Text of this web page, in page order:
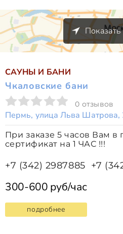
Показать
САУНЫ И БАНИ
Чкаловские бани
0 отзывов
Пермь, улица Льва Шатрова,
При заказе 5 часов Вам в
сертификат на 1 ЧАС !!!
+7 (342) 2987885 +7
300-600 руб/час
подробнее